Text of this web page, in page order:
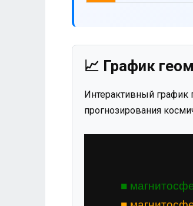
📈 График
Интерактивный график
прогнозирования